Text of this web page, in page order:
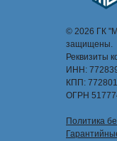
© 2026 ГК
защищены.
Реквизиты
ИНН:
КПП:
ОГРН
Политика